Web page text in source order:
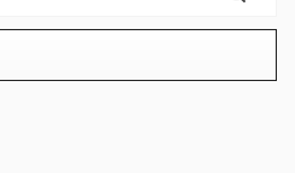
ープを立てるときと
いろんな角度からの